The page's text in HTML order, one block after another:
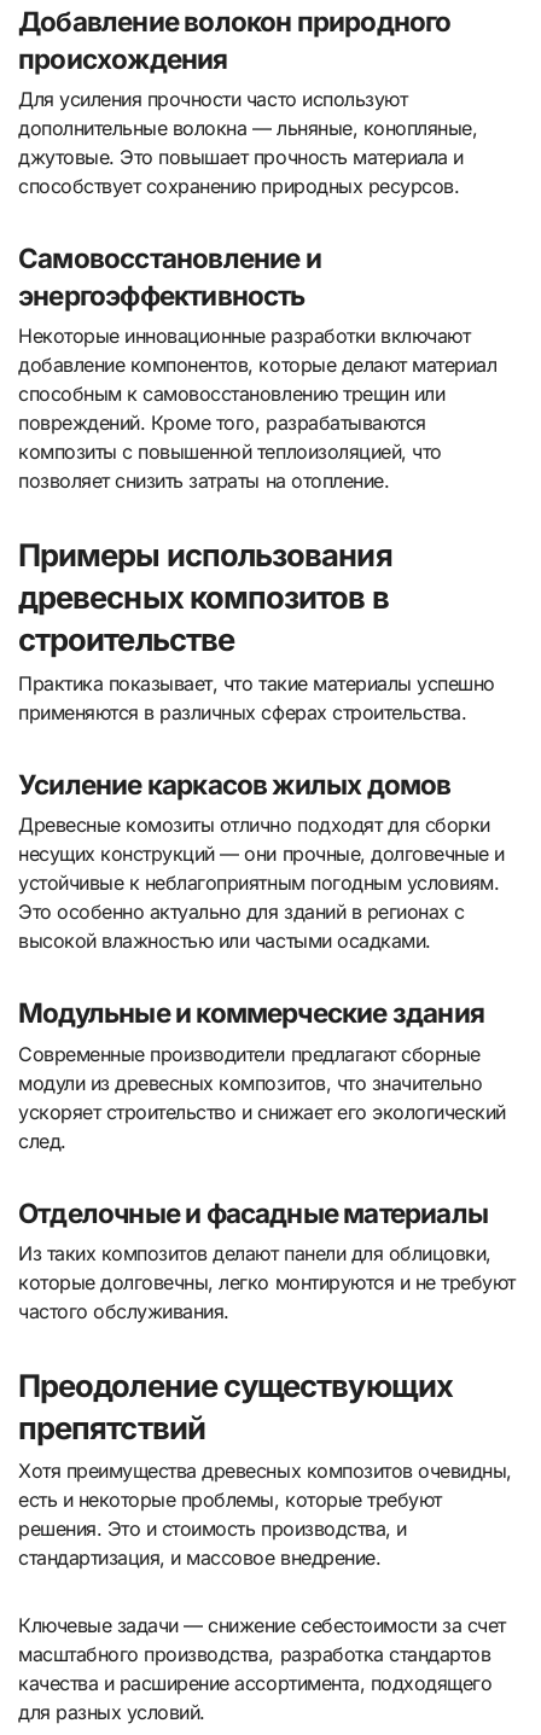
Добавление волокон природного
происхождения
Для усиления прочности часто используют
дополнительные волокна — льняные, конопляные,
джутовые. Это повышает прочность материала и
способствует сохранению природных ресурсов.
Самовосстановление и
энергоэффективность
Некоторые инновационные разработки включают
добавление компонентов, которые делают материал
способным к самовосстановлению трещин или
повреждений. Кроме того, разрабатываются
композиты с повышенной теплоизоляцией, что
позволяет снизить затраты на отопление.
Примеры использования
древесных композитов в
строительстве
Практика показывает, что такие материалы успешно
применяются в различных сферах строительства.
Усиление каркасов жилых домов
Древесные комозиты отлично подходят для сборки
несущих конструкций — они прочные, долговечные и
устойчивые к неблагоприятным погодным условиям.
Это особенно актуально для зданий в регионах с
высокой влажностью или частыми осадками.
Модульные и коммерческие здания
Современные производители предлагают сборные
модули из древесных композитов, что значительно
ускоряет строительство и снижает его экологический
след.
Отделочные и фасадные материалы
Из таких композитов делают панели для облицовки,
которые долговечны, легко монтируются и не требуют
частого обслуживания.
Преодоление существующих
препятствий
Хотя преимущества древесных композитов очевидны,
есть и некоторые проблемы, которые требуют
решения. Это и стоимость производства, и
стандартизация, и массовое внедрение.
Ключевые задачи — снижение себестоимости за счет
масштабного производства, разработка стандартов
качества и расширение ассортимента, подходящего
для разных условий.